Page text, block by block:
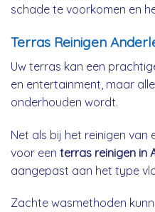
schade te voorkomen en
Terras Reinigen
Uw terras kan een
en entertainment, maar
onderhouden wordt.
Net als bij het reinigen
voor een terras reinigen in
aangepast aan het type
Zachte wasmethoden